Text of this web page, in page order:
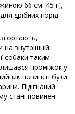
66 см (45 г),
дрібних порід
на внутрішній
собаки таким
проміжок у
повинен бути
Підігнаний
стані повинен